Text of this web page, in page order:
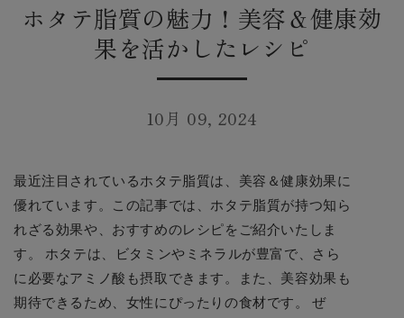
ホタテ脂質の魅力！美容＆健康効
果を活かしたレシピ
10月 09, 2024
最近注目されているホタテ脂質は、美容＆健康効果に
優れています。この記事では、ホタテ脂質が持つ知ら
れざる効果や、おすすめのレシピをご紹介いたしま
す。 ホタテは、ビタミンやミネラルが豊富で、さら
に必要なアミノ酸も摂取できます。また、美容効果も
期待できるため、女性にぴったりの食材です。 ぜ